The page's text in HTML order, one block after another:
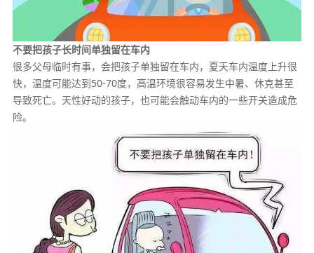
不要把孩子长时间单独留在车内
很多父母临时有事，会把孩子单独留在车内，夏天车内温度上升很
快，温度可能达到50-70度，高温环境很容易发生中暑、休克甚至
导致死亡。天性好动的孩子，也可能会触动车内的一些开关造成危
险。